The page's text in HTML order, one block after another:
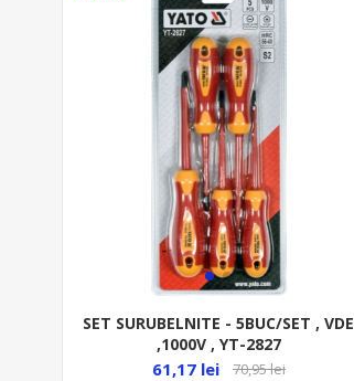
SET SURUBELNITE - 5BUC/SET , VDE
,1000V , YT-2827
61,17 lei 70,95 lei